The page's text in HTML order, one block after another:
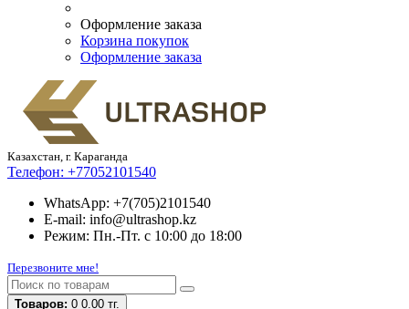
Оформление заказа
Корзина покупок
Оформление заказа
Казахстан, г. Караганда
Телефон: +77052101540
WhatsApp: +7(705)2101540
E-mail: info@ultrashop.kz
Режим: Пн.-Пт. с 10:00 до 18:00
Перезвоните мне!
Товаров: 0 0.00 тг.